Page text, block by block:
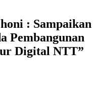
: Sampaikan
Pembangunan
Digital NTT”